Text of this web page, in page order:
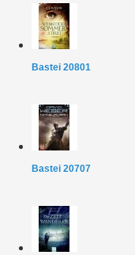
Bastei 20801
Bastei 20707